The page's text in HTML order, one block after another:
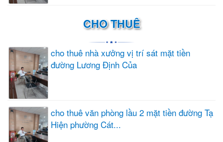
CHO THUÊ
cho thuê nhà xưởng vị trí sát mặt tiền
đường Lương Định Của
cho thuê văn phòng lầu 2 mặt tiền đường Tạ
Hiện phường Cát...